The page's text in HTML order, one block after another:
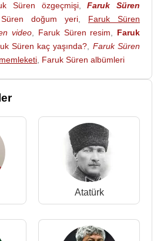
Süren özgeçmişi,Faruk Süren
doğum yeri
Faruk Süren
video Faruk Süren resim
Faruk
Süren kaç yaşında?
Faruk Süren
Faruk Süren albümleri
Atatürk